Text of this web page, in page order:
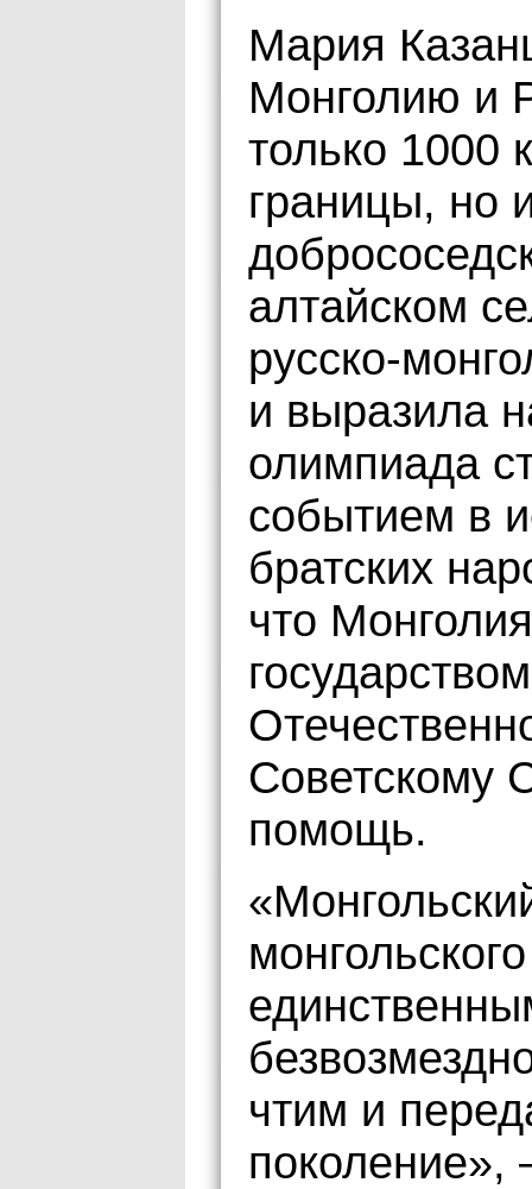
Мария
Монголию и
только 1000
границы, но
алтайском
русско-
и выразила
олимпиада
событием в
братских
что
Советскому
помощь.
чтим и
поколение»,